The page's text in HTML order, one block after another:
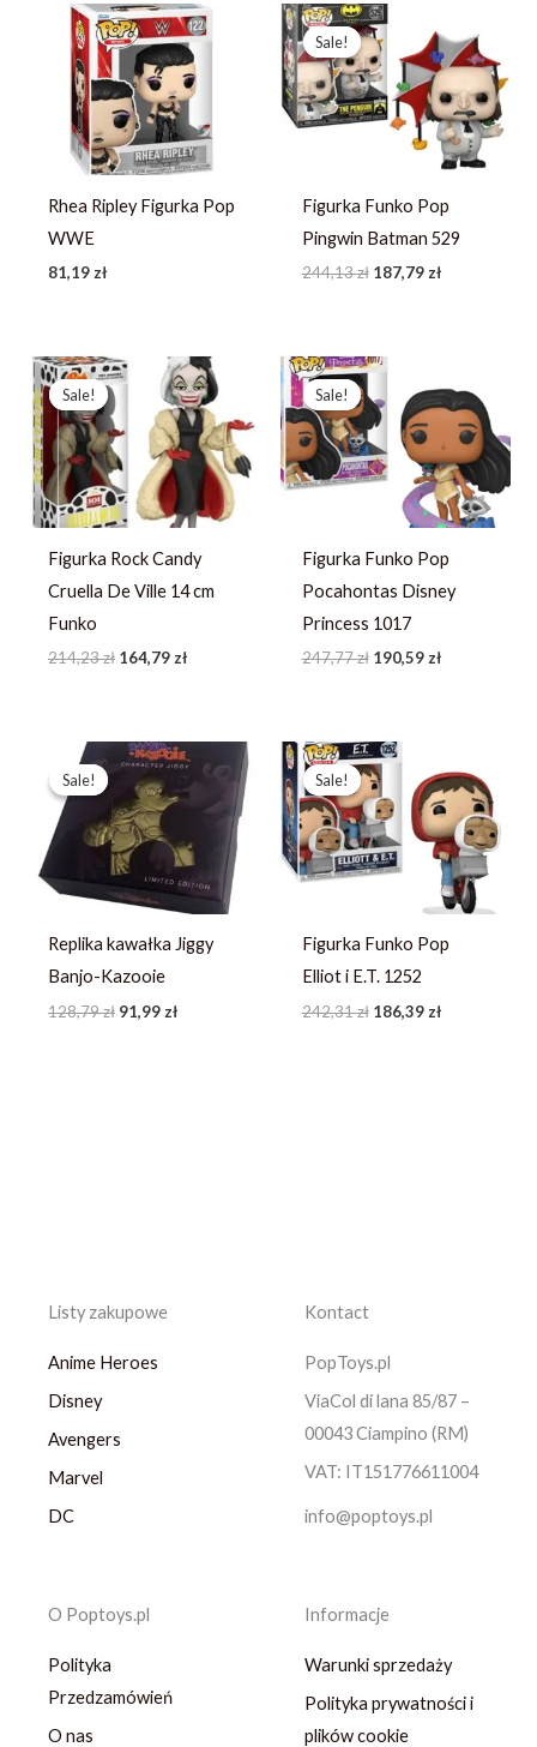
Rhea Ripley Figurka Pop
WWE
81,19zł
Sale!
Sale!
Figurka Funko Pop
Pingwin Batman 529
244,13zł
Pierwotna
cena
wynosiła:
244,13 zł.
187,79zł
cena
wynosi:
187,79 zł.
Sale!
Sale!
Figurka Rock Candy
Cruella De Ville 14 cm
Funko
214,23zł
Pierwotna
cena
wynosiła:
214,23 zł.
164,79zł
Aktualna
cena
wynosi:
164,79 zł.
Sale!
Sale!
Figurka Funko Pop
Pocahontas Disney
Princess 1017
247,77zł
Pierwotna
wynosiła:
247,77 zł.
190,59zł
cena
wynosi:
190,59 zł.
Sale!
Sale!
Replika kawałka Jiggy
Banjo-Kazooie
128,79zł
Pierwotna
cena
wynosiła:
128,79 zł.
91,99 zł
Aktualna
cena
wynosi:
91,99 zł.
Sale!
Sale!
Figurka Funko Pop
Elliot i E.T. 1252
242,31zł
Pierwotna
cena
wynosiła:
242,31 zł.
186,39 zł
cena
wynosi:
186,39 zł.
Listy zakupowe
Anime Heroes
Disney
Avengers
Marvel
DC
Kontact
PopToys.pl
ViaCol di lana 85/87 –
00043 Ciampino (RM)
VAT: IT151776611004
info@poptoys.pl
O Poptoys.pl
Polityka
Przedzamówień
O nas
Informacje
Warunki sprzedaży
Polityka prywatności i
plików cookie